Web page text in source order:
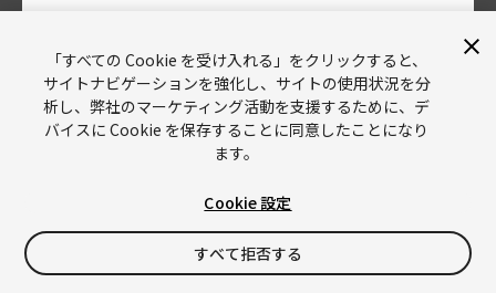
オオバ
Unity
Copyright © 2026 Unity Technologies
「すべての Cookie を受け入れる」をクリックすると、
サイトナビゲーションを強化し、サイトの使用状況を分
析し、弊社のマーケティング活動を支援するために、デ
バイスに Cookie を保存することに同意したことになり
ます。
Cookie 設定
すべて拒否する